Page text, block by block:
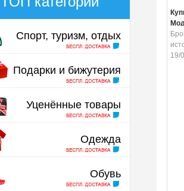
Спорт, туризм, отдых
Подарки и бижутерия
Уценённые товары
Одежда
Обувь
19/